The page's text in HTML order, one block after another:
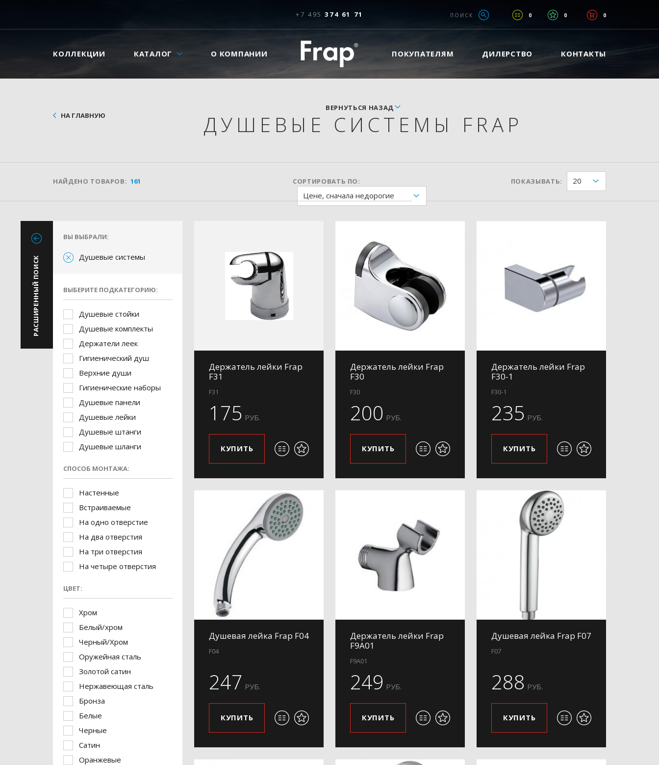
+7 495 374 61 71 0 0 0
ПОИСК
КОЛЛЕКЦИИ КАТАЛОГ О КОМПАНИИ ПОКУПАТЕЛЯМ ДИЛЕРСТВО КОНТАКТЫ
НА ГЛАВНУЮ
ВЕРНУТЬСЯ НАЗАД
ДУШЕВЫЕ СИСТЕМЫ FRAP
НАЙДЕНО ТОВАРОВ: 161 СОРТИРОВАТЬ ПО:
Цене, сначала недорогие
ПОКАЗЫВАТЬ: 20
РАСШИРЕННЫЙ ПОИСК
ВЫ ВЫБРАЛИ:
Душевые системы
ВЫБЕРИТЕ ПОДКАТЕГОРИЮ:
Душевые стойки
Душевые комплекты
Держатели леек
Гигиенический душ
Верхние души
Гигиенические наборы
Душевые панели
Душевые лейки
Душевые штанги
Душевые шланги
СПОСОБ МОНТАЖА:
Настенные
Встраиваемые
На одно отверстие
На два отверстия
На три отверстия
На четыре отверстия
ЦВЕТ:
Хром
Белый/хром
Черный/Хром
Оружейная сталь
Золотой сатин
Нержавеющая сталь
Бронза
Белые
Черные
Сатин
Оранжевые
Держатель лейки Frap
F31
F31
175 РУБ.
КУПИТЬ
Держатель лейки Frap
F30
F30
200 РУБ.
КУПИТЬ
Держатель лейки Frap
F30-1
F30-1
235 РУБ.
КУПИТЬ
Душевая лейка Frap F04
F04
247 РУБ.
КУПИТЬ
Держатель лейки Frap
F9A01
F9A01
249 РУБ.
КУПИТЬ
Душевая лейка Frap F07
F07
288 РУБ.
КУПИТЬ